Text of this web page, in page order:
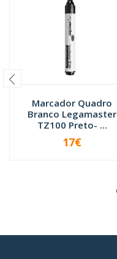
Marcador Quadro
Branco Legamaster
TZ100 Preto- ...
+
17€